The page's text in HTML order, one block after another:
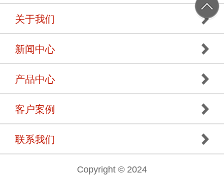
关于我们
新闻中心
产品中心
客户案例
联系我们
Copyright © 2024